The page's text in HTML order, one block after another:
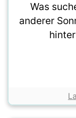
Was
anderer